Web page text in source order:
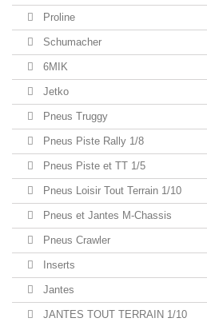
Proline
Schumacher
6MIK
Jetko
Pneus Truggy
Pneus Piste Rally 1/8
Pneus Piste et TT 1/5
Pneus Loisir Tout Terrain 1/10
Pneus et Jantes M-Chassis
Pneus Crawler
Inserts
Jantes
JANTES TOUT TERRAIN 1/10